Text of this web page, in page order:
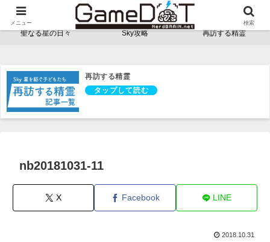
NerdBRAINゲーム支部 - ゲームドット -
聖なる星の日々 Sky攻略 再訪する精霊
再訪する精霊
nb20181031-11
X Facebook LINE
2018.10.31
メニュー 検索